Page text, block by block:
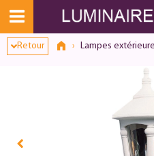
Retour Lampes
Dialogue de consentement ouvert